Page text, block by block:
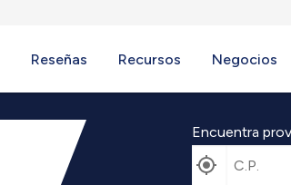
Reseñas Recursos Negocios
Encuentra